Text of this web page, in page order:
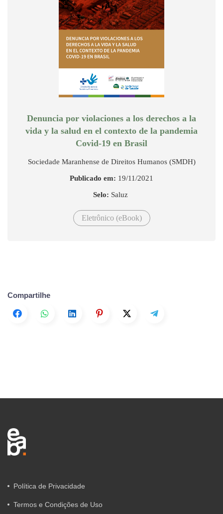
Denuncia por violaciones a los derechos a la
vida y la salud en el contexto de la pandemia
Covid-19 en Brasil
Sociedade Maranhense de Direitos Humanos (SMDH)
Publicado em: 19/11/2021
Selo: Saluz
Eletrônico (eBook)
Compartilhe
Política de Privacidade
Termos e Condições de Uso